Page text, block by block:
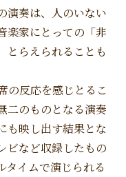
演奏は、人のいない
楽家にとっての「非
とらえられることも
の反応を感じとるこ
二のものとなる演奏
も映し出す結果とな
ビなど収録したもの
タイムで演じられる